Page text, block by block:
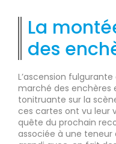
La
des
L’ascension
marché des enchères
tonitruante sur la
ces cartes ont vu leur
quête du prochain
associée à une